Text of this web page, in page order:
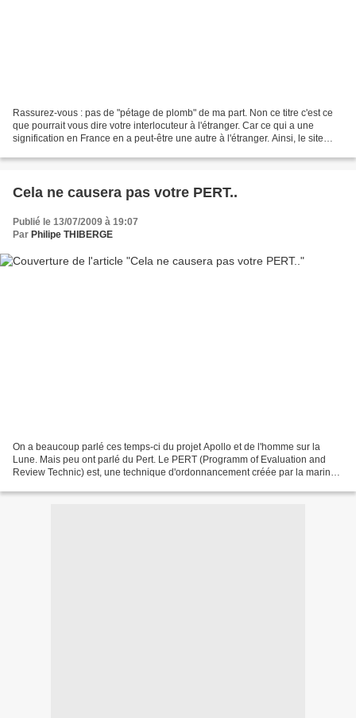
Rassurez-vous : pas de "pétage de plomb" de ma part. Non ce titre c'est ce
que pourrait vous dire votre interlocuteur à l'étranger. Car ce qui a une
signification en France en a peut-être une autre à l'étranger. Ainsi, le site
Cela ne causera pas votre PERT..
Publié le 13/07/2009 à 19:07
Par Philipe THIBERGE
On a beaucoup parlé ces temps-ci du projet Apollo et de l'homme sur la
Lune. Mais peu ont parlé du Pert. Le PERT (Programm of Evaluation and
Review Technic) est, une technique d'ordonnancement créée par la marine